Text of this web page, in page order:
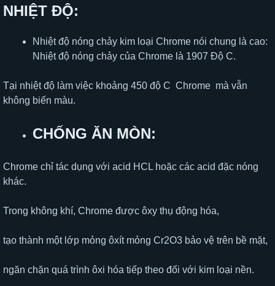
NHIỆT ĐỘ:
Nhiệt độ nóng chảy kim loại Chrome nói chung là cao:
Nhiệt độ nóng chảy của Chrome là 1907 Độ C.
Tại nhiệt độ làm việc khoảng 450 độ C Chrome mà vẫn
không biến màu.
CHỐNG ĂN MÒN:
Chrome chỉ tác dụng với acid HCL hoặc các acid đặc nóng
khác.
Trong không khí, Chrome được ôxy thụ động hóa,
tạo thành một lớp mỏng ôxít mỏng Cr2O3 bảo vệ trên bề mặt,
ngăn chặn quá trình ôxi hóa tiếp theo đối với kim loại nền.